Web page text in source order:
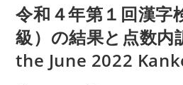
of
the
Kanji
Kentei
令和４年第１回漢字
級）の結果と点数
the June 2022